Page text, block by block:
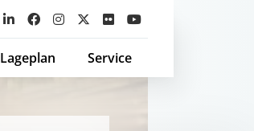
Lageplan Service